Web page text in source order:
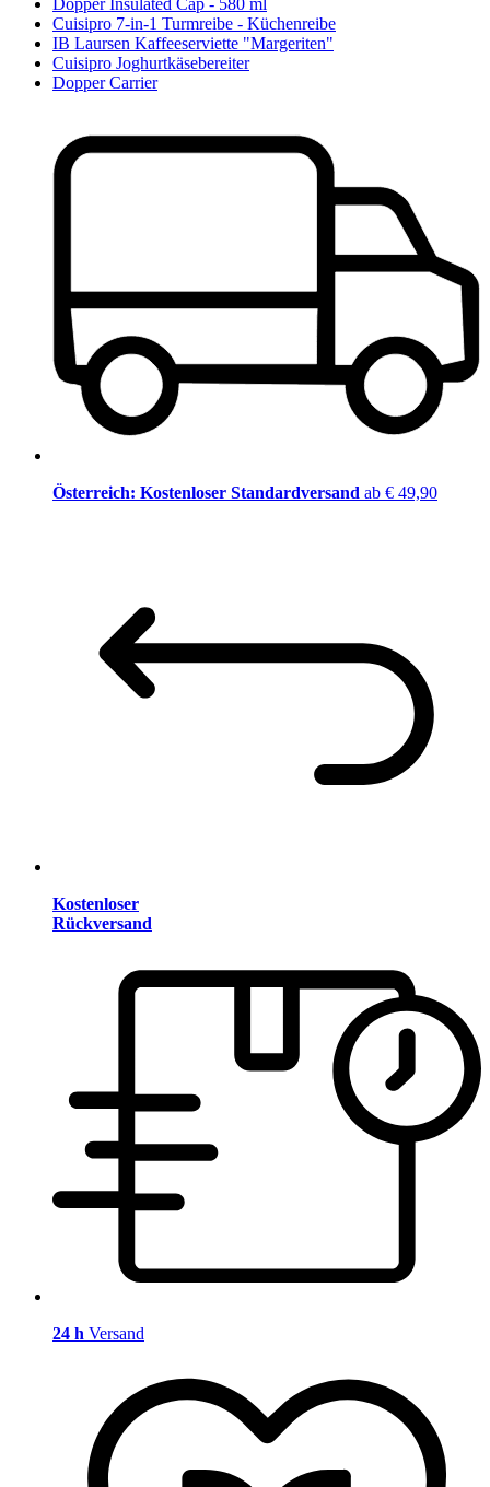
Cuisipro 7-in-1 Turmreibe - Küchenreibe
IB Laursen Kaffeeserviette "Margeriten"
Cuisipro Joghurtkäsebereiter
Dopper Carrier
Österreich: Kostenloser Standardversand ab € 49,90
Kostenloser
Rückversand
24 h Versand